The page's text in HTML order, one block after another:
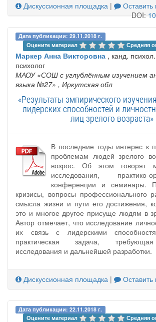
Дискуссионная площадка |
DOI:
Дата публикации: 29.11.2018 г.
Оцените материал
Средняя
Маркер Анна Викторовна , канд.
психолог
МАОУ «СОШ с углублённым изучением
языка №27» , Иркутская обл
«Результаты эмпирического
лидерских способностей и
лиц зрелого возраста»
В последние годы интерес к
проблемам людей зрелого
возрос. Об этом говорят
исследования, практико-
конференции и семинары.
кризисы, вопросы профессионального
смысла жизни и пути его достижения,
это и многое другое присуще людям в
Автор отмечает, что исследование
их связь с лидерскими
практическая задача,
исследования и дальнейшей разработки.
Дискуссионная площадка |
Дата публикации: 22.11.2018 г.
Оцените материал
Средняя